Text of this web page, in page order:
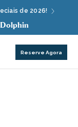
de 2026!
Reserve Agora